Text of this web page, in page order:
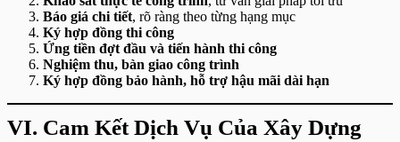
Báo giá chi tiết, rõ ràng theo từng hạng mục
Ký hợp đồng thi công
Ứng tiền đợt đầu và tiến hành thi công
Nghiệm thu, bàn giao công trình
Ký hợp đồng bảo hành, hỗ trợ hậu mãi dài hạn
VI. Cam Kết Dịch Vụ Của Xây Dựng